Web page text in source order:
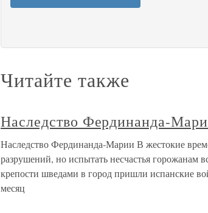
Читайте также
Наследство Фердинанда-
Наследство Фердинанда-Марии В жестокие
разрушений, но испытать несчастья горожанам
крепости шведами в город пришли испанские
месяц